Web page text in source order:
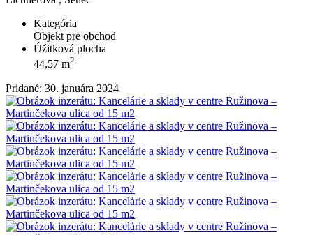
Kategória
Objekt pre obchod
Úžitková plocha
44,57 m2
Pridané: 30. januára 2024